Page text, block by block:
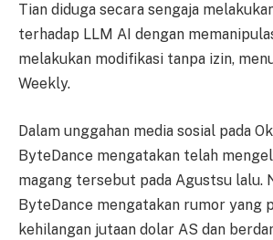
Tian diduga secara sengaja
terhadap LLM AI dengan
melakukan modifikasi tanpa izin,
Weekly.
Dalam unggahan media sosial pada
ByteDance mengatakan telah
magang tersebut pada Agustsu lalu.
ByteDance mengatakan rumor yang
kehilangan jutaan dolar AS dan